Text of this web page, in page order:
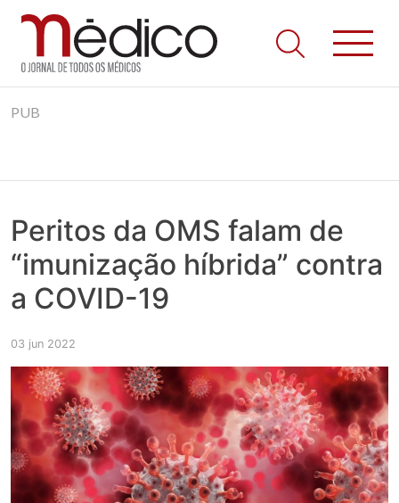
to
Jornal Médico
Médico – O Jornal de Todos os Médicos. Onde as notícias
realmente contam! Tudo o que se passa na Saúde!
PUB
Peritos da OMS falam de
“imunização híbrida” contra
a COVID-19
03 jun 2022